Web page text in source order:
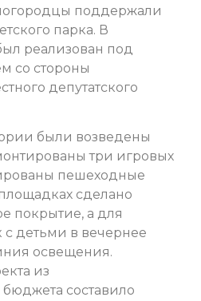
поддержали
парка. В
реализован под
со стороны
депутатского
были возведены
три игровых
пешеходные
сделано
покрытие, а для
детьми в вечернее
освещения.
из
составило